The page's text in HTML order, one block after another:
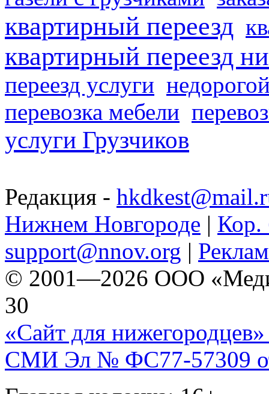
квартирный переезд
квартирный переезд
переезд услуги
перевозка мебели
услуги Грузчиков
Редакция -
Нижнем Новгороде | Кор.
support@nnov.org |
© 2001—2026 ООО
30
«Сайт для нижегородцев»
СМИ Эл № ФС77-57309